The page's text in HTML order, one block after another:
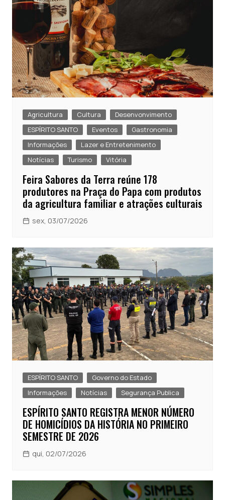
Agricultura Cultura
Desenvonvimento
ESPÍRITO SANTO
Eventos
Gastronomia
Informações
Lazer e Entretenimento
Notícias
Turismo Vitória
Feira Sabores da Terra reúne 178
produtores na Praça do Papa com produtos
da agricultura familiar e atrações culturais
sex, 03/07/2026
ESPÍRITO SANTO
Governo do Estado
Informações
Notícias Segurança Publica
ESPÍRITO SANTO REGISTRA MENOR NÚMERO
DE HOMICÍDIOS DA HISTÓRIA NO PRIMEIRO
SEMESTRE DE 2026
qui, 02/07/2026